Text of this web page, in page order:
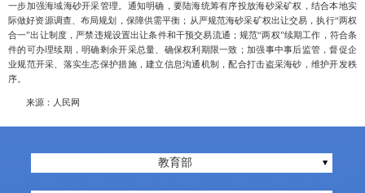
一步加强海域海砂开采管理。通知明确，要陆海统筹有序投放海砂采矿权，结合本地实
际做好资源调查、布局规划，保障供需平衡；从严规范海砂采矿权出让交易，执行“两权
合一”出让制度，严禁违规设置出让条件和干预交易流通；规范“两权”续期工作，符合条
件的可办理续期，明确剩余开采总量、确保权利期限一致；加强事中事后监管，督促企
业规范开采、落实生态保护措施，建立信息沟通机制，配合打击盗采海砂，维护开发秩
序。
来源：人民网
教育部